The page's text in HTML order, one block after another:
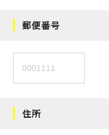
郵便番号
住所